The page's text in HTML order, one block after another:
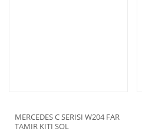
MERCEDES C SERISI W204 FAR
TAMIR KITI SOL